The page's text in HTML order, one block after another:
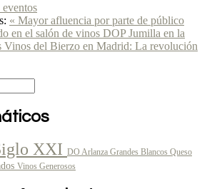
« Mayor afluencia por parte de público
en el salón de vinos DOP Jumilla en la
Vinos del Bierzo en Madrid: La revolución
XXI DO Arlanza Grandes Blancos Queso
Vinos Generosos